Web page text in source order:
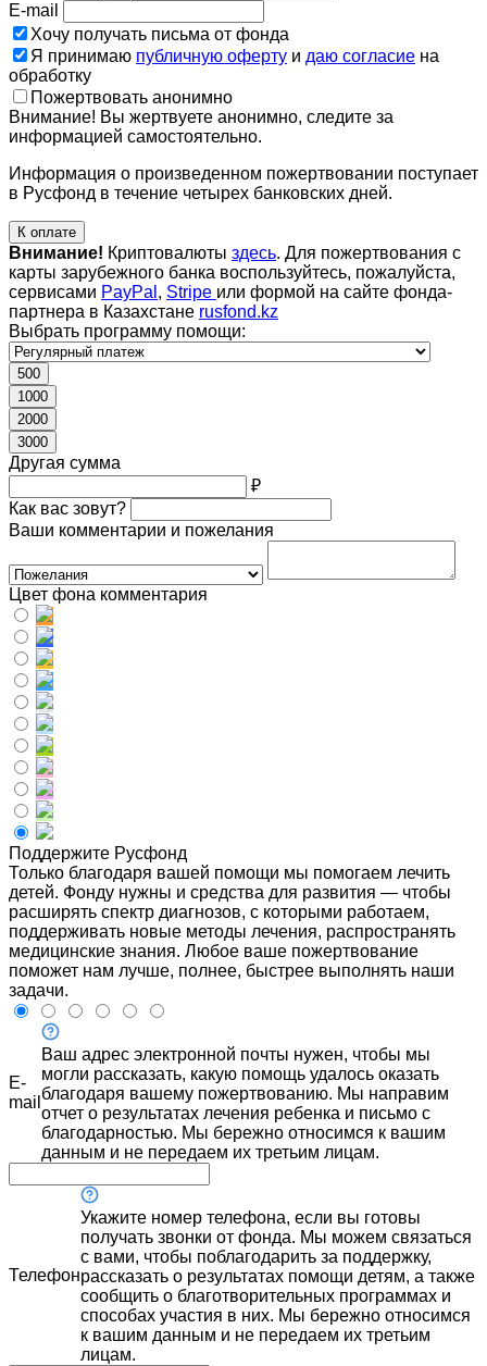
E-mail
Хочу получать письма от фонда
Я принимаю публичную оферту и даю согласие на
обработку
Пожертвовать анонимно
Внимание! Вы жертвуете анонимно, следите за
информацией самостоятельно.
Информация о произведенном пожертвовании поступает
в Русфонд в течение четырех банковских дней.
К оплате
Внимание! Криптовалюты здесь. Для пожертвования с
карты зарубежного банка воспользуйтесь, пожалуйста,
сервисами PayPal , Stripe или формой на сайте фонда-
партнера в Казахстане rusfond.kz
Выбрать программу помощи:
500
1000
2000
3000
Другая сумма
₽
Как вас зовут?
Ваши комментарии и пожелания
Цвет фона комментария
Поддержите Русфонд
Только благодаря вашей помощи мы помогаем лечить
детей. Фонду нужны и средства для развития — чтобы
расширять спектр диагнозов, с которыми работаем,
поддерживать новые методы лечения, распространять
медицинские знания. Любое ваше пожертвование
поможет нам лучше, полнее, быстрее выполнять наши
задачи.
E-
mail
Ваш адрес электронной почты нужен, чтобы мы
могли рассказать, какую помощь удалось оказать
благодаря вашему пожертвованию. Мы направим
отчет о результатах лечения ребенка и письмо с
благодарностью. Мы бережно относимся к вашим
данным и не передаем их третьим лицам.
Телефон
Укажите номер телефона, если вы готовы
получать звонки от фонда. Мы можем связаться
с вами, чтобы поблагодарить за поддержку,
рассказать о результатах помощи детям, а также
сообщить о благотворительных программах и
способах участия в них. Мы бережно относимся
к вашим данным и не передаем их третьим
лицам.